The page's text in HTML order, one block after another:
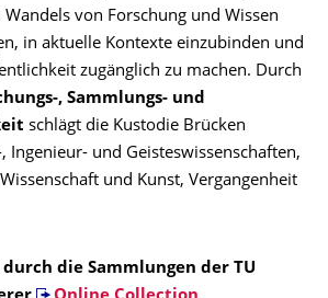
von Forschung und Wissen
in aktuelle Kontexte einzubinden und
zugänglich zu machen. Durch
, Sammlungs- und
schlägt die Kustodie Brücken
Ingenieur- und Geisteswissenschaften,
und Kunst, Vergangenheit
die Sammlungen der TU